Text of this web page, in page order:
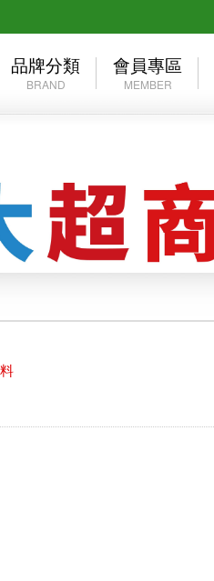
☆☆☆
❖
品牌⌔
品牌分類
BRAND
MIZUNO美津濃
MUELLER慕樂
會員專區
MEMBER
忘記密碼